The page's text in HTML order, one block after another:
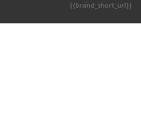
{{brand_short_url}}